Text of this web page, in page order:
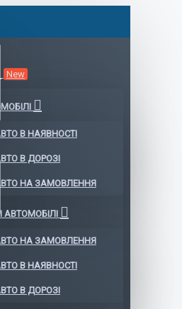
New
В НАЯВНОСТІ
В ДОРОЗІ
АВТО НА ЗАМОВЛЕННЯ
АВТОМОБІЛІ
НА ЗАМОВЛЕННЯ
В НАЯВНОСТІ
В ДОРОЗІ